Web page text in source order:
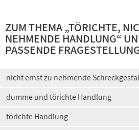
ZUM THEMA „TÖRICHTE,
NEHMENDE HANDLUNG“
PASSENDE
nicht ernst zu nehmende
dumme und törichte Handlung
törichte Handlung